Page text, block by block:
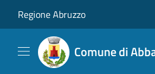
Regione Abruzzo
Comune di